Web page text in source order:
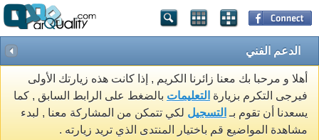
الدعم الفني
أهلا و مرحبا بك معنا زائرنا الكريم , إذا كانت هذه زيارتك الأولى
فيرجى التكرم بزيارة التعليمات بالضغط على الرابط السابق , كما
يسعدنا أن تقوم بـ التسجيل لكي تتمكن من المشاركة معنا , لبدء
مشاهدة المواضيع قم باختيار المنتدى الذي تريد زيارته .